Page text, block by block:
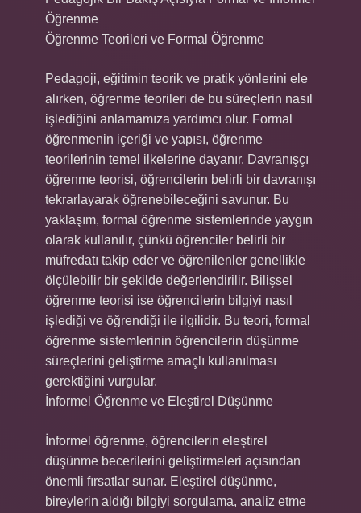
Öğrenme
Öğrenme Teorileri ve Formal Öğrenme
Pedagoji, eğitimin teorik ve pratik yönlerini ele
alırken, öğrenme teorileri de bu süreçlerin nasıl
işlediğini anlamamıza yardımcı olur. Formal
öğrenmenin içeriği ve yapısı, öğrenme
teorilerinin temel ilkelerine dayanır. Davranışçı
öğrenme teorisi, öğrencilerin belirli bir davranışı
tekrarlayarak öğrenebileceğini savunur. Bu
yaklaşım, formal öğrenme sistemlerinde yaygın
olarak kullanılır, çünkü öğrenciler belirli bir
müfredatı takip eder ve öğrenilenler genellikle
ölçülebilir bir şekilde değerlendirilir. Bilişsel
öğrenme teorisi ise öğrencilerin bilgiyi nasıl
işlediği ve öğrendiği ile ilgilidir. Bu teori, formal
öğrenme sistemlerinin öğrencilerin düşünme
süreçlerini geliştirme amaçlı kullanılması
gerektiğini vurgular.
İnformel Öğrenme ve Eleştirel Düşünme
İnformel öğrenme, öğrencilerin eleştirel
düşünme becerilerini geliştirmeleri açısından
önemli fırsatlar sunar. Eleştirel düşünme,
bireylerin aldığı bilgiyi sorgulama, analiz etme